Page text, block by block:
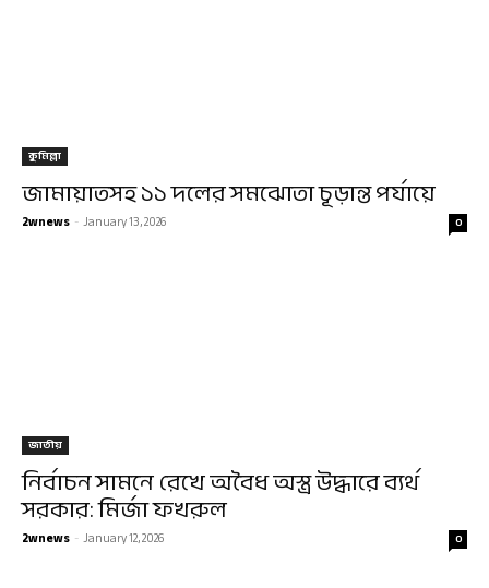
কুমিল্লা
জামায়াতসহ ১১ দলের সমঝোতা চূড়ান্ত পর্যায়ে
2wnews -January 13, 2026 0
জাতীয়
নির্বাচন সামনে রেখে অবৈধ অস্ত্র উদ্ধারে ব্যর্থ
সরকার: মির্জা ফখরুল
2wnews -January 12, 2026 0